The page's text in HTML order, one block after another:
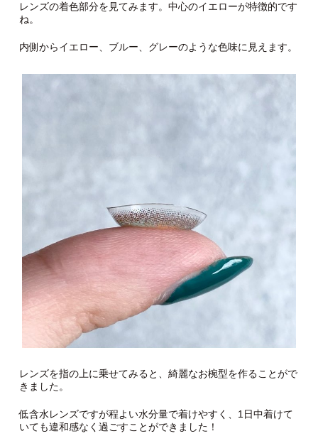
レンズの着色部分を見てみます。中心のイエローが特徴的です
ね。
内側からイエロー、ブルー、グレーのような色味に見えます。
レンズを指の上に乗せてみると、綺麗なお椀型を作ることがで
きました。
低含水レンズですが程よい水分量で着けやすく、1日中着けて
いても違和感なく過ごすことができました！